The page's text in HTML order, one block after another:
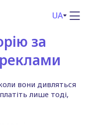
UA
за
вони дивляться
лише тоді,